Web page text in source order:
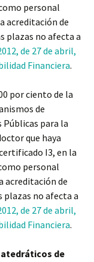
personal
acreditación de
plazas no afecta a
de 27 de abril,
Financiera.
por ciento de la
de
para la
que haya
I3, en la
personal
acreditación de
plazas no afecta a
de 27 de abril,
Financiera.
de